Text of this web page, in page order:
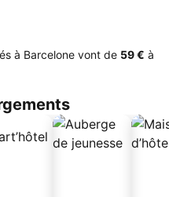
à Barcelone vont de ‎59 € à